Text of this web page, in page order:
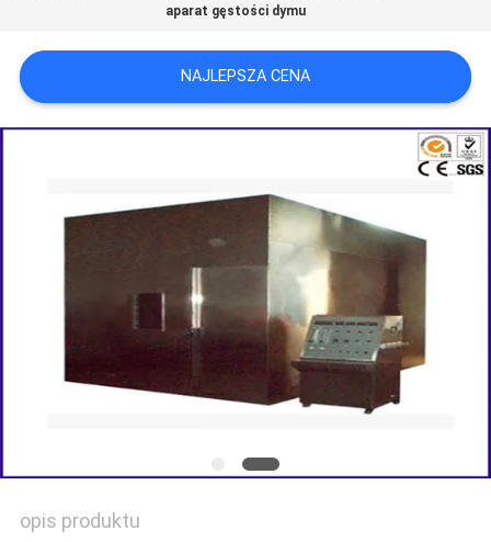
WYCENĘ
POLITYKA
PRYWATNOŚCI
aparat gęstości dymu
NAJLEPSZA CENA
opis produktu